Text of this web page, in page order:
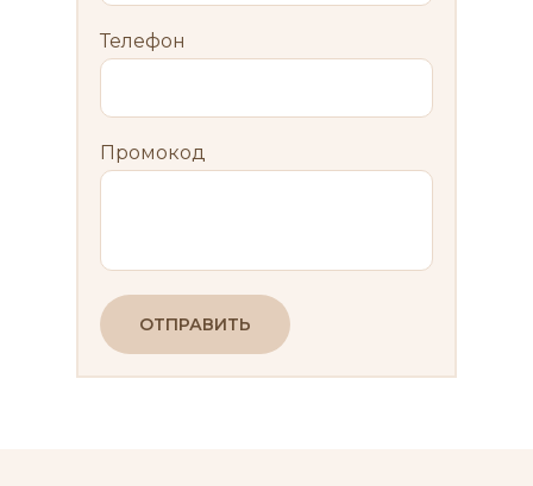
Телефон
Промокод
ОТПРАВИТЬ